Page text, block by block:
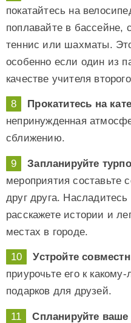
покатайтесь на
поплавайте в бассейне,
теннис или шахматы.
особенно если один из
качестве учителя
Прокатитесь на
непринужденная
сближению.
Запланируйте
мероприятия составьте
друг друга.
расскажете истории и
местах в городе.
Устройте
приурочьте его к
подарков для друзей.
Спланируйте ваше